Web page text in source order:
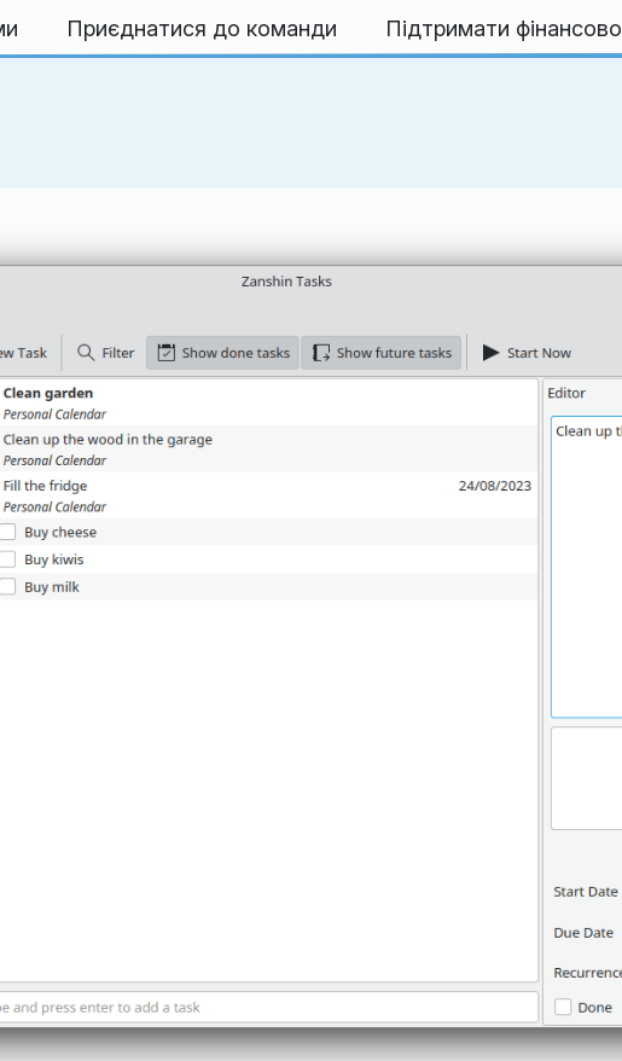
Приєднатися до команди Підтримати фінансово